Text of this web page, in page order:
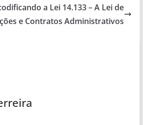
a Lei 14.133 – A Lei de
e Contratos Administrativos